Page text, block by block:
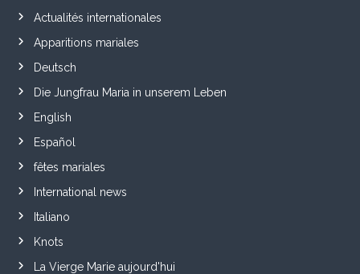
Actualités internationales
Apparitions mariales
Deutsch
Die Jungfrau Maria in unserem Leben
English
Español
fêtes mariales
International news
Italiano
Knots
La Vierge Marie aujourd'hui